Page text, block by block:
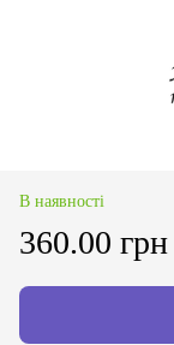
В наявності
360.00 грн